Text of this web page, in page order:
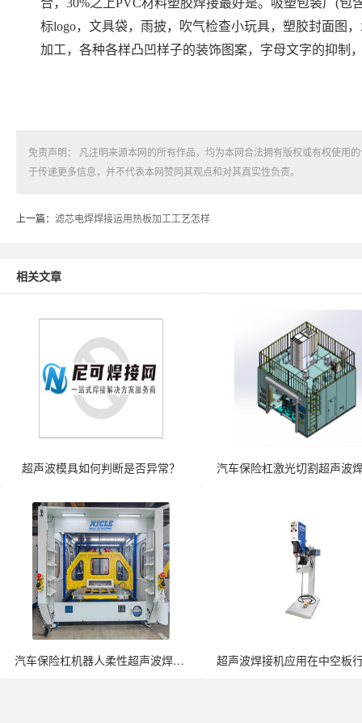
合，30%之上PVC材料塑胶焊接最好是。吸塑包装厂(
标logo，文具袋，雨披，吹气检查小玩具，塑胶封面图
加工，各种各样凸凹样子的装饰图案，字母文字的抑制
免责声明： 凡注明来源本网的所有作品，均为本网合法拥有版权或有权使用
于传递更多信息，并不代表本网赞同其观点和对其真实性负责。
上一篇： 滤芯电焊焊接运用热板加工工艺怎样
相关文章
超声波模具如何判断是否异常？
汽车保险杠机器人柔性超声波焊接机全面···